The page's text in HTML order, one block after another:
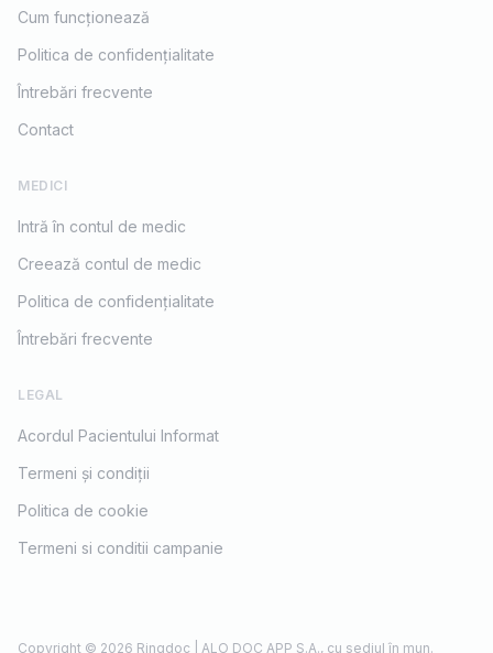
Cum funcționează
Politica de confidențialitate
Întrebări frecvente
Contact
MEDICI
Intră în contul de medic
Creează contul de medic
Politica de confidențialitate
Întrebări frecvente
LEGAL
Acordul Pacientului Informat
Termeni și condiții
Politica de cookie
Termeni si conditii campanie
Copyright © 2026 Ringdoc | ALO DOC APP S.A., cu sediul în mun.